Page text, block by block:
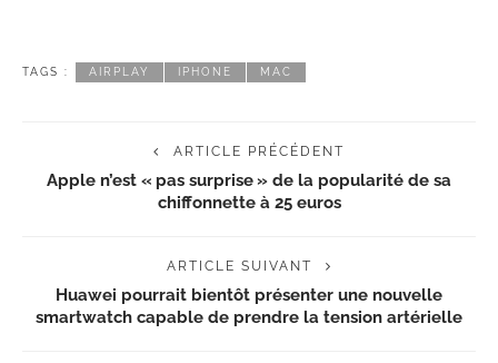
TAGS : AIRPLAY IPHONE MAC
ARTICLE PRÉCÉDENT
Apple n’est « pas surprise » de la popularité de sa
chiffonnette à 25 euros
ARTICLE SUIVANT
Huawei pourrait bientôt présenter une nouvelle
smartwatch capable de prendre la tension artérielle